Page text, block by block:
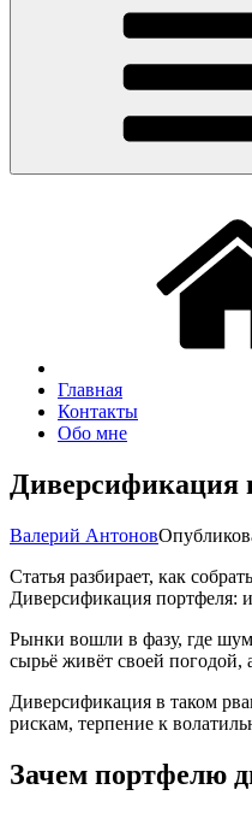
Главная
Контакты
Обо мне
Диверсификация
Валерий Антонов
Статья разбирает, как
Диверсификация портфеля:
Рынки вошли в фазу, где
сырьё живёт своей погодой,
Диверсификация в таком
рискам, терпение к
Зачем портфелю